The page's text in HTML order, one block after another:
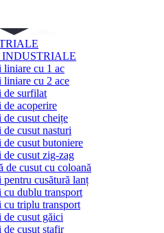
INDUSTRIALE
liniare cu 1 ac
liniare cu 2 ace
de surfilat
de acoperire
de cusut cheițe
de cusut nasturi
de cusut butoniere
de cusut zig-zag
de cusut cu coloană
pentru cusătură lanț
cu dublu transport
cu triplu transport
de cusut găici
de cusut ștafir